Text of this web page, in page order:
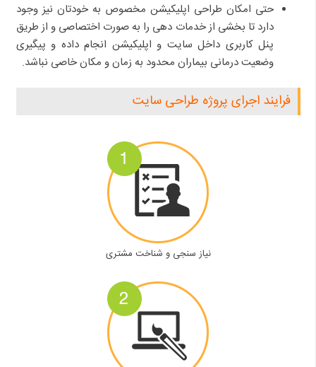
حتی امکان طراحی اپلیکیشن مخصوص به خودتان نیز وجود
دارد تا بخشی از خدمات دهی را به صورت اختصاصی و از طریق
پنل کاربری داخل سایت و اپلیکیشن انجام داده و پیگیری
وضعیت درمانی بیماران محدود به زمان و مکان خاصی نباشد.
فرایند اجرای پروژه طراحی سایت
نیاز سنجی و شناخت مشتری